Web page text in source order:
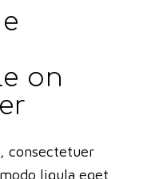
on
consectetuer
ligula eget